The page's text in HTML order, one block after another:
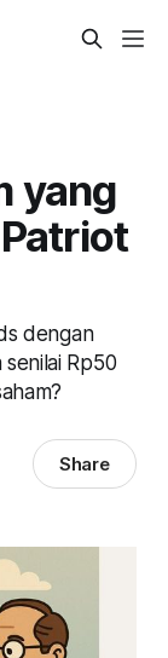
yang
dengan
Rp50
Share